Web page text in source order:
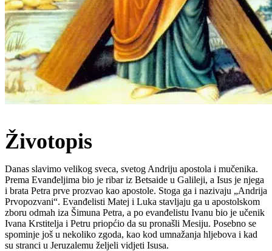
Životopis
Danas slavimo velikog sveca, svetog Andriju apostola i mučenika.
Prema Evanđeljima bio je ribar iz Betsaide u Galileji, a Isus je njega
i brata Petra prve prozvao kao apostole. Stoga ga i nazivaju „Andrija
Prvopozvani“. Evanđelisti Matej i Luka stavljaju ga u apostolskom
zboru odmah iza Šimuna Petra, a po evanđelistu Ivanu bio je učenik
Ivana Krstitelja i Petru priopćio da su pronašli Mesiju. Posebno se
spominje još u nekoliko zgoda, kao kod umnažanja hljebova i kad
su stranci u Jeruzalemu željeli vidjeti Isusa.